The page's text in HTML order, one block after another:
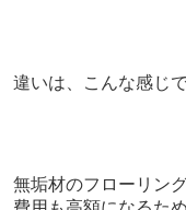
違いは、こんな感じで
無垢材のフローリン